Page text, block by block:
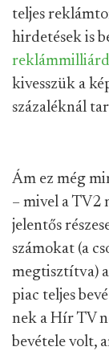
teljes
hirdetések is
kivesszük a
százaléknál
Ám ez még
– mivel a TV2
jelentős
számokat (a
megtisztítva) a
piac teljes
nek a Hír TV
bevétele volt,